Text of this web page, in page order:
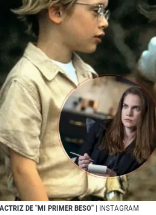
DE "MI PRIMER BESO" | INSTAGRAM